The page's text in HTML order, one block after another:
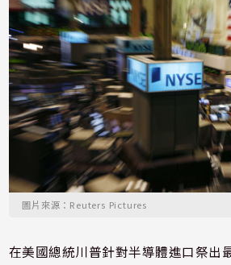
圖片來源：Reuters Pictures
在美國總統川普針對半導體進口祭出